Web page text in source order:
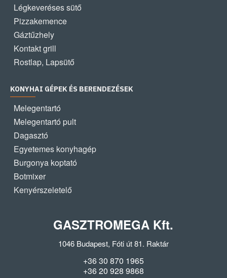
Légkeveréses sütő
Pizzakemence
Gáztűzhely
Kontakt grill
Rostlap, Lapsütő
KONYHAI GÉPEK ÉS BERENDEZÉSEK
Melegentartó
Melegentartó pult
Dagasztó
Egyetemes konyhagép
Burgonya koptató
Botmixer
Kenyérszeletelő
GASZTROMEGA Kft.
1046 Budapest, Fóti út 81. Raktár
+36 30 870 1965
+36 20 928 9868